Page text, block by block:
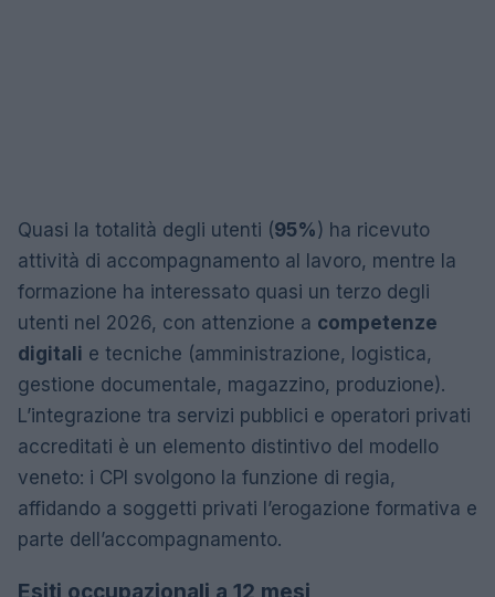
Quasi la totalità degli utenti (95% ) ha ricevuto
attività di accompagnamento al lavoro, mentre la
formazione ha interessato quasi un terzo degli
utenti nel 2026, con attenzione a competenze
digitali e tecniche (amministrazione, logistica,
gestione documentale, magazzino, produzione).
L’integrazione tra servizi pubblici e operatori privati
accreditati è un elemento distintivo del modello
veneto: i CPI svolgono la funzione di regia,
affidando a soggetti privati l’erogazione formativa e
parte dell’accompagnamento.